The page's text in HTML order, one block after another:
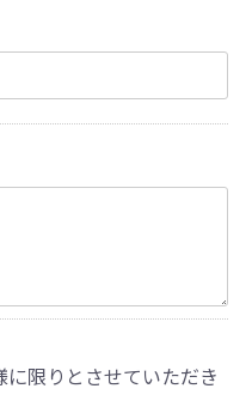
限りとさせていただき